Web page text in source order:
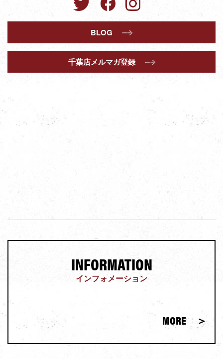
BLOG
千葉店メルマガ登録
INFORMATION
インフォメーション
MORE ＞